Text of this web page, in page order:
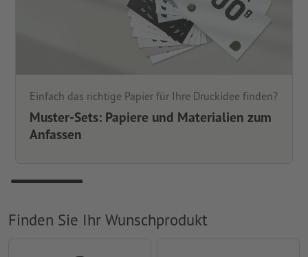
Einfach das richtige Papier für Ihre Druckidee finden?
Muster-Sets: Papiere und Materialien zum
Anfassen
Finden Sie Ihr Wunschprodukt